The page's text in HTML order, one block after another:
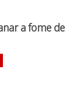
a fome de